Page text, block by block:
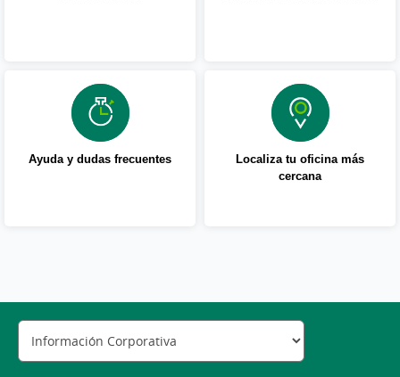
Ayuda y dudas frecuentes
Localiza tu oficina más
cercana